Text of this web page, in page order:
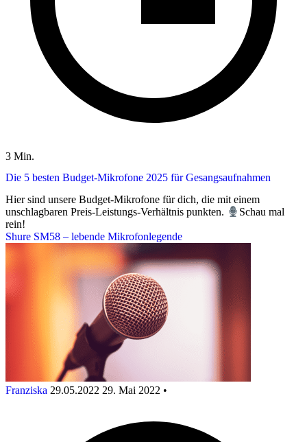
3 Min.
Die 5 besten Budget-Mikrofone 2025 für Gesangsaufnahmen
Hier sind unsere Budget-Mikrofone für dich, die mit einem
unschlagbaren Preis-Leistungs-Verhältnis punkten.
Schau mal
rein!
Shure SM58 – lebende Mikrofonlegende
Franziska 29.05.2022 29. Mai 2022 •